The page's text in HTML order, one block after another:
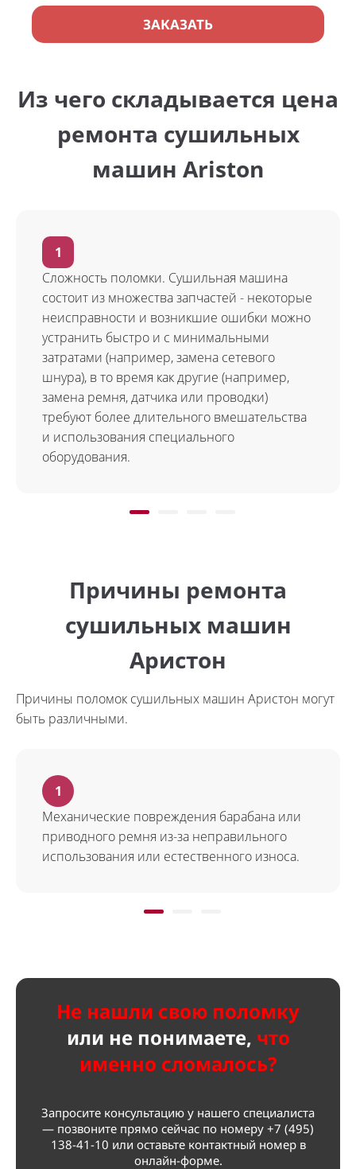
ЗАКАЗАТЬ
Из чего складывается цена
ремонта сушильных
машин Ariston
Сложность поломки. Сушильная машина
состоит из множества запчастей - некоторые
неисправности и возникшие ошибки можно
устранить быстро и с минимальными
затратами (например, замена сетевого
шнура), в то время как другие (например,
замена ремня, датчика или проводки)
требуют более длительного вмешательства
и использования специального
оборудования.
Причины ремонта
сушильных машин
Аристон
Причины поломок сушильных машин Аристон могут
быть различными.
Механические повреждения барабана или
приводного ремня из-за неправильного
использования или естественного износа.
Не нашли свою поломку
или не понимаете, что
именно сломалось?
Запросите консультацию у нашего специалиста
— позвоните прямо сейчас по номеру +7 (495)
138-41-10 или оставьте контактный номер в
онлайн-форме.